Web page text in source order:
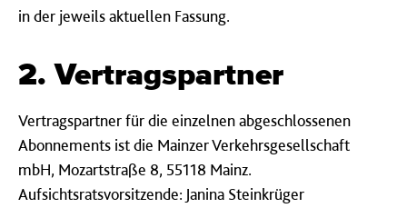
in der jeweils aktuellen Fassung.
2. Vertragspartner
Vertragspartner für die einzelnen abgeschlossenen
Abonnements ist die Mainzer Verkehrsgesellschaft
mbH, Mozartstraße 8, 55118 Mainz.
Aufsichtsratsvorsitzende: Janina Steinkrüger